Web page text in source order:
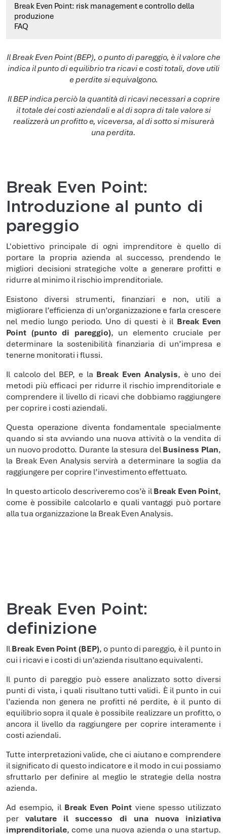
Break Even Point: risk management e controllo della
produzione
FAQ
Il Break Even Point (BEP), o punto di pareggio, è il valore che
indica il punto di equilibrio tra ricavi e costi totali, dove utili
e perdite si equivalgono.
Il BEP indica perciò la quantità di ricavi necessari a coprire
il totale dei costi aziendali e al di sopra di tale valore si
realizzerà un profitto e, viceversa, al di sotto si misurerà
una perdita.
Break Even Point:
Introduzione al punto di
pareggio
L'obiettivo principale di ogni imprenditore è quello di
portare la propria azienda al successo, prendendo le
migliori decisioni strategiche volte a generare profitti e
ridurre al minimo il rischio imprenditoriale.
Esistono diversi strumenti, finanziari e non, utili a
migliorare l’efficienza di un’organizzazione e farla crescere
nel medio lungo periodo. Uno di questi è il Break Even
Point (punto di pareggio), un elemento cruciale per
determinare la sostenibilità finanziaria di un’impresa e
tenerne monitorati i flussi.
Il calcolo del BEP, e la Break Even Analysis, è uno dei
metodi più efficaci per ridurre il rischio imprenditoriale e
comprendere il livello di ricavi che dobbiamo raggiungere
per coprire i costi aziendali.
Questa operazione diventa fondamentale specialmente
quando si sta avviando una nuova attività o la vendita di
un nuovo prodotto. Durante la stesura delBusiness Plan,
la Break Even Analysis servirà a determinare la soglia da
raggiungere per coprire l’investimento effettuato.
In questo articolo descriveremo cos’è ilBreak Even Point,
come è possibile calcolarlo e quali vantaggi può portare
alla tua organizzazione la Break Even Analysis.
Break Even Point:
definizione
IlBreak Even Point (BEP), o punto di pareggio, è il punto in
cui i ricavi e i costi di un’azienda risultano equivalenti.
Il punto di pareggio può essere analizzato sotto diversi
punti di vista, i quali risultano tutti validi. È il punto in cui
l’azienda non genera ne profitti né perdite, è il punto di
equilibrio sopra il quale è possibile realizzare un profitto, o
ancora il livello da raggiungere per coprire interamente i
costi aziendali.
Tutte interpretazioni valide, che ci aiutano e comprendere
il significato di questo indicatore e il modo in cui possiamo
sfruttarlo per definire al meglio le strategie della nostra
azienda.
Ad esempio, il Break Even Point viene spesso utilizzato
pervalutare il successo di una nuova iniziativa
imprenditoriale, come una nuova azienda o una startup.